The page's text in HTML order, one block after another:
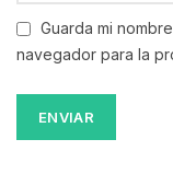
Guarda mi
navegador para la